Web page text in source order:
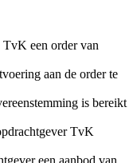
TvK een order van
aan de order te
is bereikt
TvK
een aanbod van